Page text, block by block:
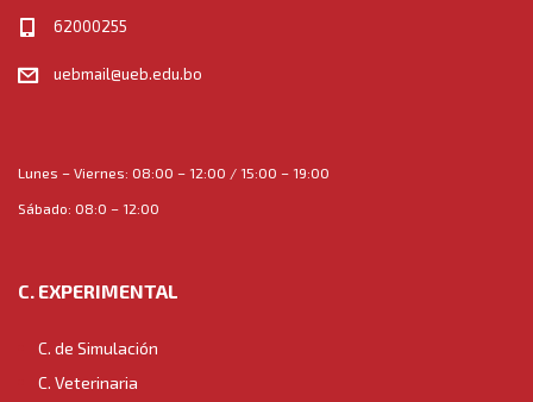
62000255
uebmail@ueb.edu.bo
Lunes – Viernes: 08:00 – 12:00 / 15:00 – 19:00
Sábado: 08:0 – 12:00
C. EXPERIMENTAL
C. de Simulación
C. Veterinaria